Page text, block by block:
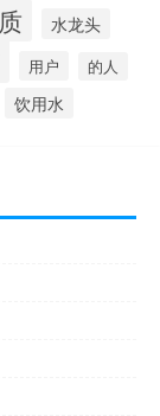
水龙头
用户 的人
饮用水